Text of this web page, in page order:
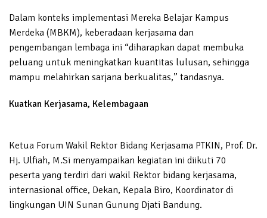
Dalam konteks implementasi Mereka Belajar Kampus
Merdeka (MBKM), keberadaan kerjasama dan
pengembangan lembaga ini “diharapkan dapat membuka
peluang untuk meningkatkan kuantitas lulusan, sehingga
mampu melahirkan sarjana berkualitas,” tandasnya.
Kuatkan Kerjasama, Kelembagaan
Ketua Forum Wakil Rektor Bidang Kerjasama PTKIN, Prof. Dr.
Hj. Ulfiah, M.Si menyampaikan kegiatan ini diikuti 70
peserta yang terdiri dari wakil Rektor bidang kerjasama,
internasional office, Dekan, Kepala Biro, Koordinator di
lingkungan UIN Sunan Gunung Djati Bandung.